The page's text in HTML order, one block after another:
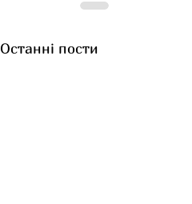
Останні пости